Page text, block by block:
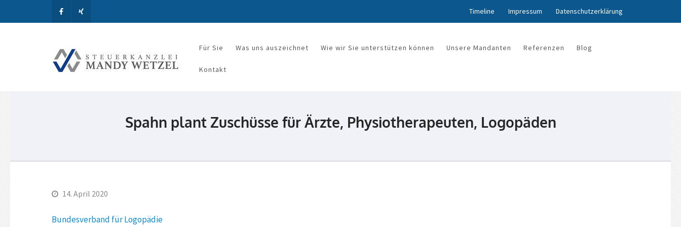
Timeline Impressum Datenschutzerklärung
Steuerkanzlei Mandy Wetzel
Für Sie Was uns auszeichnet Wie wir Sie unterstützen können Unsere Mandanten Referenzen Blog
Kontakt
Spahn plant Zuschüsse für Ärzte, Physiotherapeuten, Logopäden
14. April 2020
Bundesverband für Logopädie